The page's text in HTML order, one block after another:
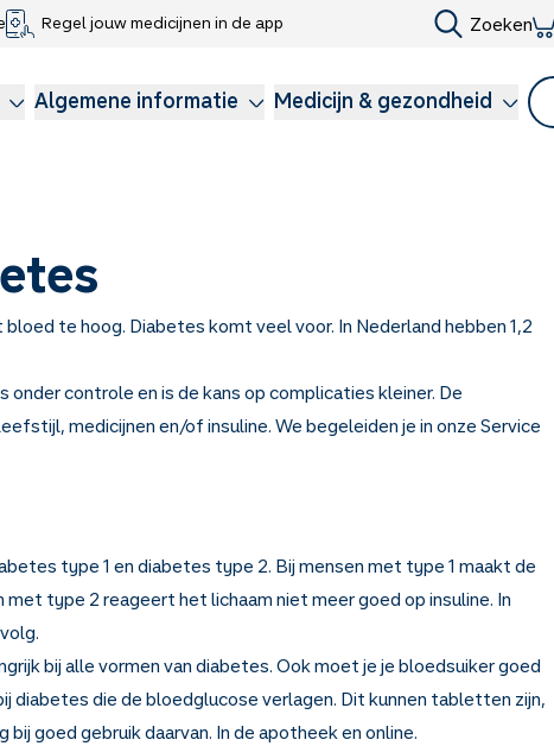
Regel jouw medicijnen in de app Zoeken
Algemene informatie Medicijn & gezondheid
Webshop
Klachtenregeling
Longzorg
te hoog. Diabetes komt veel voor. In Nederland hebben 1,2
controle en is de kans op complicaties kleiner. De
medicijnen en/of insuline. We begeleiden je in onze Service
type 1 en diabetes type 2. Bij mensen met type 1 maakt de
type 2 reageert het lichaam niet meer goed op insuline. In
bij alle vormen van diabetes. Ook moet je je bloedsuiker goed
diabetes die de bloedglucose verlagen. Dit kunnen tabletten zijn,
goed gebruik daarvan. In de apotheek en online.